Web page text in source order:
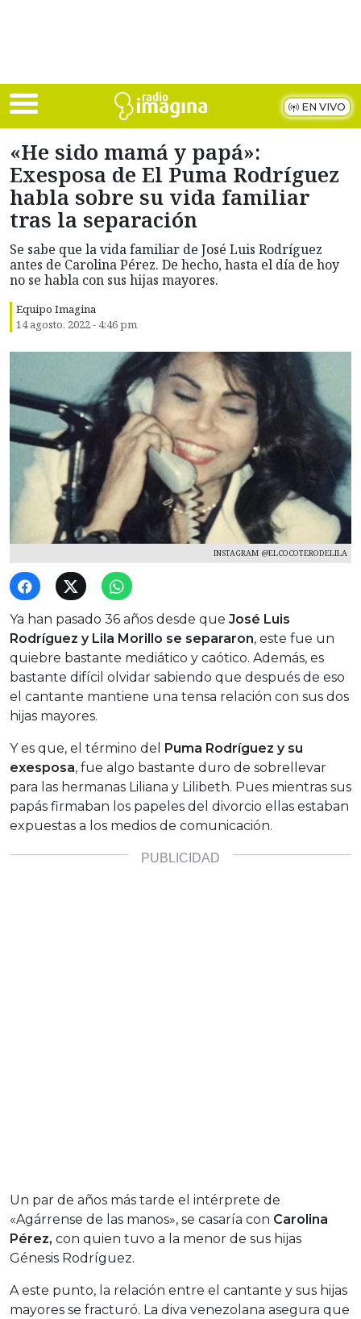
EN VIVO
«He sido mamá y papá»:
Exesposa de El Puma Rodríguez
habla sobre su vida familiar
tras la separación
Se sabe que la vida familiar de José Luis Rodríguez
antes de Carolina Pérez. De hecho, hasta el día de hoy
no se habla con sus hijas mayores.
Equipo Imagina
14 agosto, 2022 - 4:46 pm
INSTAGRAM @ELCOCOTERODELILA
Ya han pasado 36 años desde que José Luis
Rodríguez y Lila Morillo se separaron, este fue un
quiebre bastante mediático y caótico. Además, es
bastante difícil olvidar sabiendo que después de eso
el cantante mantiene una tensa relación con sus dos
hijas mayores.
Y es que, el término del
Puma Rodríguez y su
exesposa, fue algo bastante duro de sobrellevar
para las hermanas Liliana y Lilibeth. Pues mientras sus
papás firmaban los papeles del divorcio ellas estaban
expuestas a los medios de comunicación.
Un par de años más tarde el intérprete de
«Agárrense de las manos», se casaría con Carolina
Pérez, con quien tuvo a la menor de sus hijas
Génesis Rodríguez.
A este punto, la relación entre el cantante y sus hijas
mayores se fracturó. La diva venezolana asegura que